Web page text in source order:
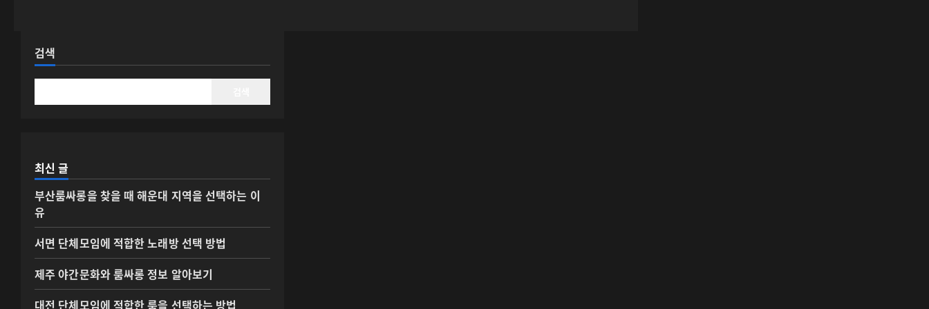
검색
최신 글
부산룸싸롱을 찾을 때 해운대 지역을 선택하는 이
유
서면 단체모임에 적합한 노래방 선택 방법
제주 야간문화와 룸싸롱 정보 알아보기
대전 단체모임에 적합한 룸을 선택하는 방법